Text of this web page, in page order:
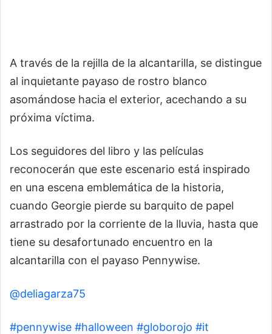
A través de la rejilla de la alcantarilla, se distingue
al inquietante payaso de rostro blanco
asomándose hacia el exterior, acechando a su
próxima víctima.
Los seguidores del libro y las películas
reconocerán que este escenario está inspirado
en una escena emblemática de la historia,
cuando Georgie pierde su barquito de papel
arrastrado por la corriente de la lluvia, hasta que
tiene su desafortunado encuentro en la
alcantarilla con el payaso Pennywise.
@deliagarza75
#pennywise #halloween #globorojo #it